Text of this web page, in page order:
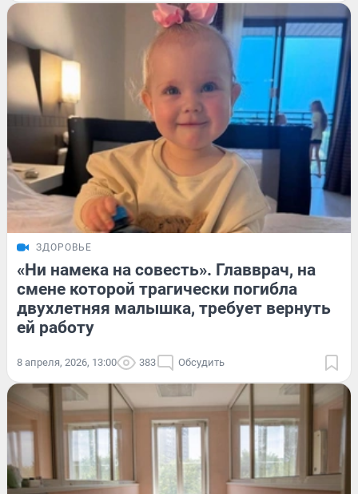
ЗДОРОВЬЕ
«Ни намека на совесть». Главврач, на
смене которой трагически погибла
двухлетняя малышка, требует вернуть
ей работу
8 апреля, 2026, 13:00 383 Обсудить